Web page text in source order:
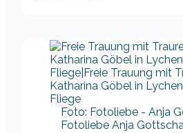
Foto: Fotoliebe - Anja
Fotoliebe Anja